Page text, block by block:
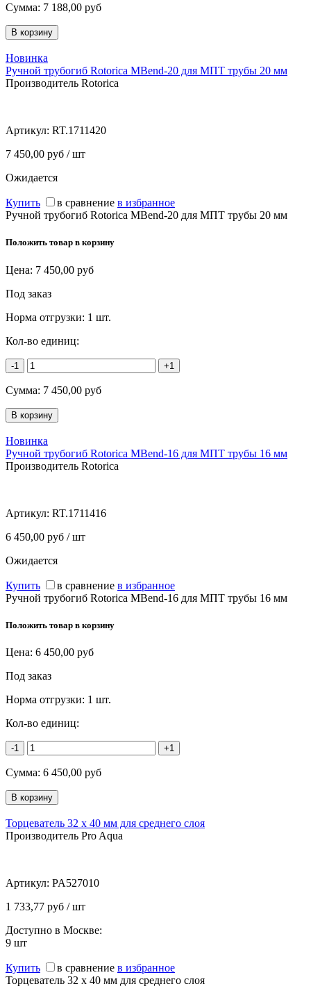
Сумма: 7 188,00 руб
Новинка
Ручной трубогиб Rotorica MBend-20 для МПТ трубы 20 мм
Производитель Rotorica
Артикул: RT.1711420
7 450,00 руб / шт
Ожидается
Купить в сравнение в избранное
Ручной трубогиб Rotorica MBend-20 для МПТ трубы 20 мм
Положить товар в корзину
Цена: 7 450,00 руб
Под заказ
Норма отгрузки: 1 шт.
Кол-во единиц:
-1 +1
Сумма: 7 450,00 руб
Новинка
Ручной трубогиб Rotorica MBend-16 для МПТ трубы 16 мм
Производитель Rotorica
Артикул: RT.1711416
6 450,00 руб / шт
Ожидается
Купить в сравнение в избранное
Ручной трубогиб Rotorica MBend-16 для МПТ трубы 16 мм
Положить товар в корзину
Цена: 6 450,00 руб
Под заказ
Норма отгрузки: 1 шт.
Кол-во единиц:
-1 +1
Сумма: 6 450,00 руб
Торцеватель 32 х 40 мм для среднего слоя
Производитель Pro Aqua
Артикул: PA527010
1 733,77 руб / шт
Доступно в Москве:
9 шт
Купить в сравнение в избранное
Торцеватель 32 х 40 мм для среднего слоя